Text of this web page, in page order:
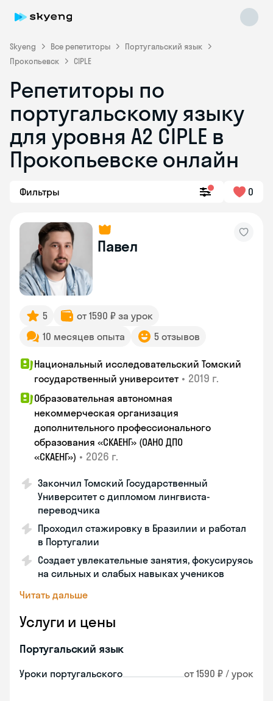
Skyeng Все репетиторы
Португальский язык
Прокопьевск
CIPLE
Репетиторы по
португальскому языку
для уровня A2 CIPLE в
Прокопьевске онлайн
Фильтры 0
Павел
5
от 1590 ₽ за урок
10 месяцев опыта
5 отзывов
Национальный исследовательский Томский
государственный университет • 2019 г.
Образовательная автономная
некоммерческая организация
дополнительного профессионального
образования «СКАЕНГ» (ОАНО ДПО
«СКАЕНГ») • 2026 г.
Закончил Томский Государственный
Университет с дипломом лингвиста-
переводчика
Проходил стажировку в Бразилии и работал
в Португалии
Создает увлекательные занятия, фокусируясь
на сильных и слабых навыках учеников
Читать дальше
Услуги и цены
Португальский язык
Уроки португальского от 1590 ₽ / урок
Skyeng Chat
online